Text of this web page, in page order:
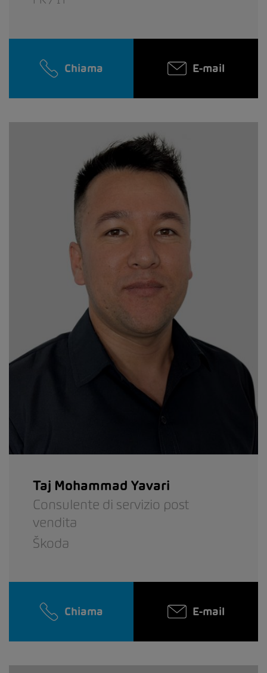
Chiama E-mail
Taj Mohammad Yavari
Consulente di servizio post
vendita
Škoda
Chiama E-mail